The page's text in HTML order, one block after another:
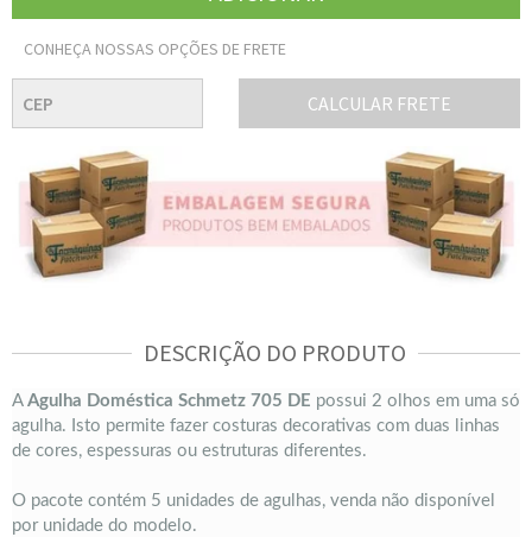
CONHEÇA NOSSAS OPÇÕES DE FRETE
CALCULAR FRETE
DESCRIÇÃO DO PRODUTO
A Agulha Doméstica Schmetz 705 DE possui 2 olhos em uma só
agulha. Isto permite fazer costuras decorativas com duas linhas
de cores, espessuras ou estruturas diferentes.
O pacote contém 5 unidades de agulhas, venda não disponível
por unidade do modelo.